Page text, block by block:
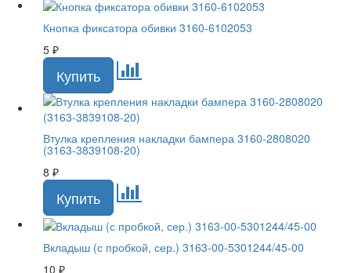
Кнопка фиксатора обивки 3160-6102053
5 ₽
Втулка крепления накладки бампера 3160-2808020
(3163-3839108-20)
8 ₽
Вкладыш (с пробкой, сер.) 3163-00-5301244/45-00
10 ₽